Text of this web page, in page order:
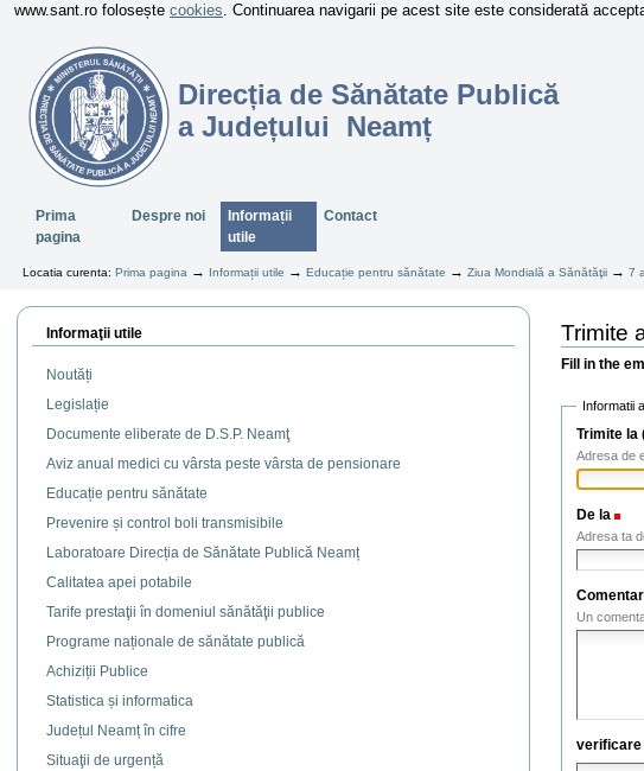
www.sant.ro folosește cookies. Continuarea navigarii pe acest site este considerată
Direcția de Sănătate Publică
a Județului Neamț
SectiuniPrima
pagina
Despre noi
Informații
utile
Contact
Locatia curenta: Prima pagina → Informații utile →Educație pentru sănătate →Ziua Mondială a Sănătăţii →7
Informaţii utile
Noutăți
Legislație
Documente eliberate de D.S.P. Neamţ
Aviz anual medici cu vârsta peste vârsta de pensionare
Educație pentru sănătate
Prevenire și control boli transmisibile
Laboratoare Direcția de Sănătate Publică Neamț
Calitatea apei potabile
Tarife prestaţii în domeniul sănătăţii publice
Programe naționale de sănătate publică
Achiziții Publice
Statistica și informatica
Județul Neamț în cifre
Situaţii de urgență
Trimite
Fill in the
Informatii
Trimite la
Adresa de
De la
Adresa ta
Un
verificare